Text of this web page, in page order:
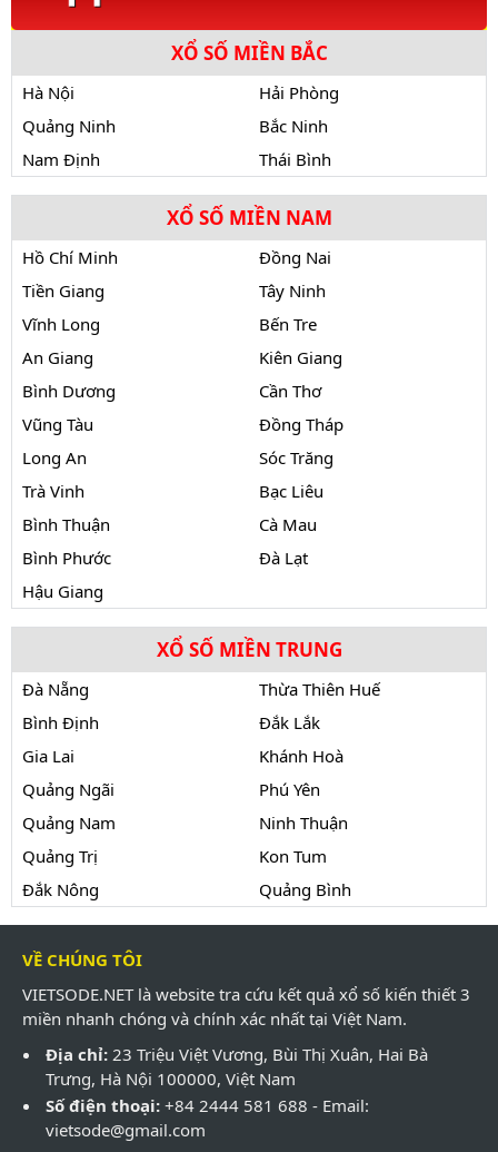
XỔ SỐ MIỀN BẮC
Hà Nội
Hải Phòng
Quảng Ninh
Bắc Ninh
Nam Định
Thái Bình
XỔ SỐ MIỀN NAM
Hồ Chí Minh
Đồng Nai
Tiền Giang
Tây Ninh
Vĩnh Long
Bến Tre
An Giang
Kiên Giang
Bình Dương
Cần Thơ
Vũng Tàu
Đồng Tháp
Long An
Sóc Trăng
Trà Vinh
Bạc Liêu
Bình Thuận
Cà Mau
Bình Phước
Đà Lạt
Hậu Giang
XỔ SỐ MIỀN TRUNG
Đà Nẵng
Thừa Thiên Huế
Bình Định
Đắk Lắk
Gia Lai
Khánh Hoà
Quảng Ngãi
Phú Yên
Quảng Nam
Ninh Thuận
Quảng Trị
Kon Tum
Đắk Nông
Quảng Bình
VỀ CHÚNG TÔI
VIETSODE.NET là website tra cứu kết quả xổ số kiến thiết 3
miền nhanh chóng và chính xác nhất tại Việt Nam.
Địa chỉ: 23 Triệu Việt Vương, Bùi Thị Xuân, Hai Bà
Trưng, Hà Nội 100000, Việt Nam
Số điện thoại: +84 2444 581 688 - Email:
vietsode@gmail.com